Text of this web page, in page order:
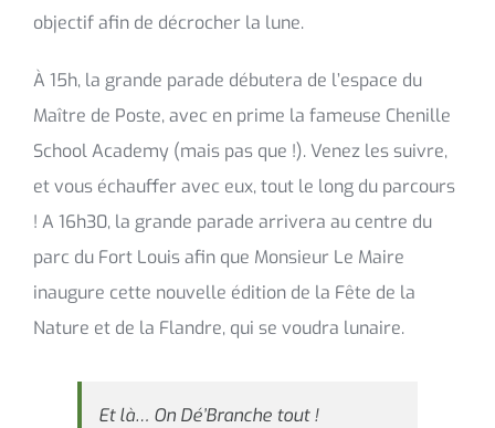
objectif afin de décrocher la lune.
À 15h, la grande parade débutera de l’espace du
Maître de Poste, avec en prime la fameuse Chenille
School Academy (mais pas que !). Venez les suivre,
et vous échauffer avec eux, tout le long du parcours
! A 16h30, la grande parade arrivera au centre du
parc du Fort Louis afin que Monsieur Le Maire
inaugure cette nouvelle édition de la Fête de la
Nature et de la Flandre, qui se voudra lunaire.
Et là… On Dé’Branche tout !